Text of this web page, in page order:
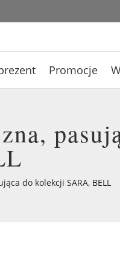
Promocje
do kolekcji SARA, BELL